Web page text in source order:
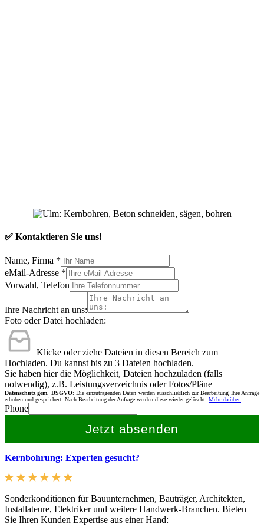
✅ Kontaktieren Sie uns!
Name, Firma *
eMail-Adresse *
Vorwahl, Telefon
Ihre Nachricht an uns:
Foto oder Datei hochladen:
Klicke oder ziehe Dateien in diesen Bereich zum
Hochladen. Du kannst bis zu 3 Dateien hochladen.
Sie haben hier die Möglichkeit, Dateien hochzuladen (falls
notwendig), z.B. Leistungsverzeichnis oder Fotos/Pläne
Datenschutz gem. DSGVO: Die einzutragenden Daten werden ausschließlich zur Bearbeitung Ihre Anfrage
erhoben und gespeichert. Nach Bearbeitung der Anfrage werden diese wieder gelöscht. Mehr darüber.
Phone
Jetzt absenden
Kernbohrung: Experten gesucht?
Sonderkonditionen für Bauunternehmen, Bauträger, Architekten,
Installateure, Elektriker und weitere Handwerk-Branchen. Bieten
Sie Ihren Kunden Expertise aus einer Hand: